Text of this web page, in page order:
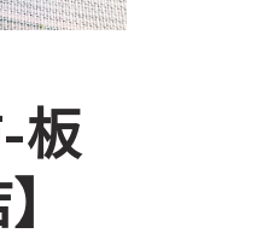
板